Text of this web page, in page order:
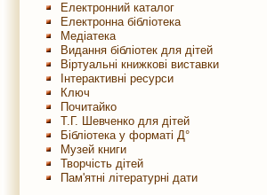
Електронний каталог
Електронна бібліотека
Медіатека
Видання бібліотек для дітей
Віртуальні книжкові виставки
Інтерактивні ресурси
Ключ
Почитайко
Т.Г. Шевченко для дітей
Бібліотека у форматі Д°
Музей книги
Творчість дітей
Пам'ятні літературні дати